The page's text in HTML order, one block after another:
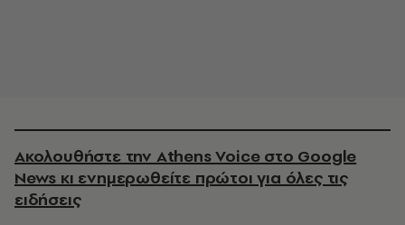
Ακολουθήστε την Athens Voice στο Google
News κι ενημερωθείτε πρώτοι για όλες τις
ειδήσεις